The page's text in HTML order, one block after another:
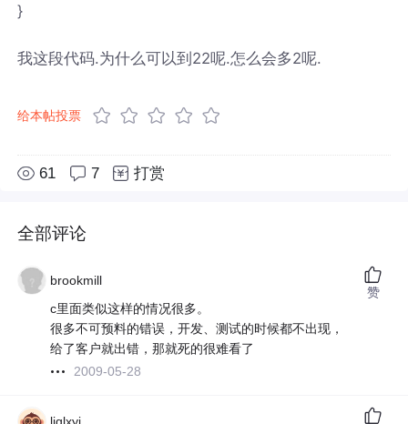
}
我这段代码.为什么可以到22呢.怎么会多2呢.
给本帖投票
61 7 打赏
全部评论
brookmill
c里面类似这样的情况很多。
很多不可预料的错误，开发、测试的时候都不出现，
给了客户就出错，那就死的很难看了
2009-05-28
赞